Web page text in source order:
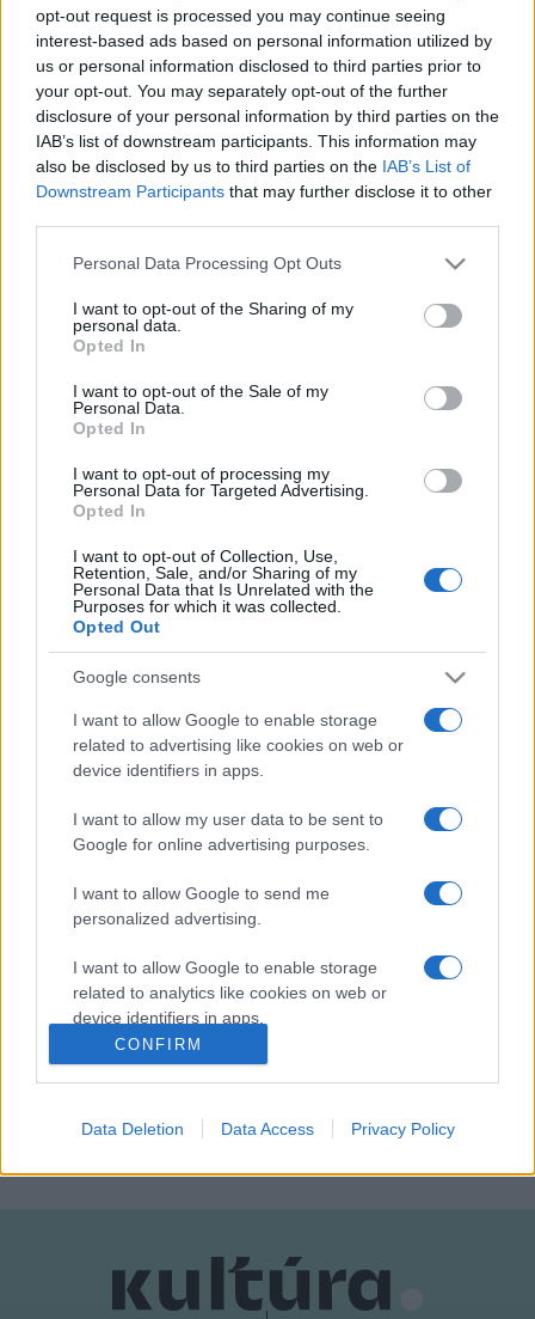
opt-out request is processed you may continue seeing
interest-based ads based on personal information utilized by
us or personal information disclosed to third parties prior to
your opt-out. You may separately opt-out of the further
disclosure of your personal information by third parties on the
IAB’s list of downstream participants. This information may
also be disclosed by us to third parties on the IAB’s List of
Downstream Participants that may further disclose it to other
Please note that this website/app uses one or more Google
not limited to your visit or usage behaviour. You may click to
grant or deny consent to Google and its third-party tags to
use your data for below specified purposes in below Google
consent section.
Personal Data Processing Opt Outs
I want to opt-out of the Sharing of my
personal data.
Opted In
I want to opt-out of the Sale of my
Personal Data.
Opted In
I want to opt-out of processing my
Personal Data for Targeted Advertising.
Opted In
I want to opt-out of Collection, Use,
Retention, Sale, and/or Sharing of my
Personal Data that Is Unrelated with the
Purposes for which it was collected.
Opted Out
Google consents
I want to allow Google to enable storage
related to advertising like cookies on web or
device identifiers in apps.
I want to allow my user data to be sent to
Google for online advertising purposes.
I want to allow Google to send me
personalized advertising.
I want to allow Google to enable storage
related to analytics like cookies on web or
device identifiers in apps.
I want to allow Google to enable storage
I want to allow Google to enable storage
functionality and fraud prevention, and other
user protection.
CONFIRM
Data Deletion Data Access Privacy Policy
A szoba körülbelül nyolc négyzetméteres, amelyben a
régészek bútorokat és 15 amforaként ismert edényt, két
bronzkancsót és két bronzlámpát is találtak. Ezenkívül
építőanyagok is előkerültek, amelyeket valószínűleg
felújításokhoz használtak, valamint üres osztrigahéjak is,
habarcshoz, valamint a vakolathoz adtak.
Az ásatás, amely ehhez a mostani felfedezéshez is
hatalmas terület feltárása, amely 1070 lakóegységben több
mint 13 000 szobát foglal magában.
A cikk forrásaiittésitt olvashatók.
ÁSATÁS HÍREK POMPEJI RÉGÉSZET TUDOMÁNY VEZÚV
MEGOSZTÁS
EZ IS ÉRDEKELHETI
Mitológiai freskókat és egyedi
mozaikpadlót találtak Pompeji „fekete
termében”
Az épület, melyben a szóban forgó terem is található,
politikusé volt.